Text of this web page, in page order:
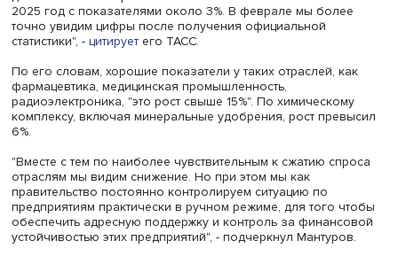
"В рамках планового курса на охлаждение экономики
динамика в обрабатывающих отраслях
2025 год с показателями около 3%. В феврале мы
точно увидим цифры после получения официальной
статистики", -цитируетего ТАСС.
фармацевтика, медицинская промышленность,
радиоэлектроника, "это рост свыше 15%". По
комплексу, включая минеральные удобрения, рост
6%.